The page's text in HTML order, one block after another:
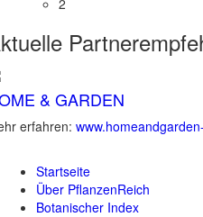
2
& GARDEN
erfahren:
Startseite
Über PflanzenReich
Botanischer Index